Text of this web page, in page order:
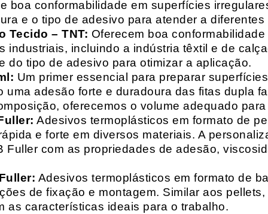
boa conformabilidade em superfícies
e o tipo de adesivo para atender a
Tecido – TNT: Oferecem boa
industriais, incluindo a indústria têxtil e de
do tipo de adesivo para otimizar a aplicação.
Um primer essencial para preparar
uma adesão forte e duradoura das fitas dupla
oferecemos o volume adequado
Adesivos termoplásticos em formato de
e forte em diversos materiais. A
Fuller com as propriedades de adesão,
Adesivos termoplásticos em formato de
de fixação e montagem. Similar aos
as características ideais para o trabalho.